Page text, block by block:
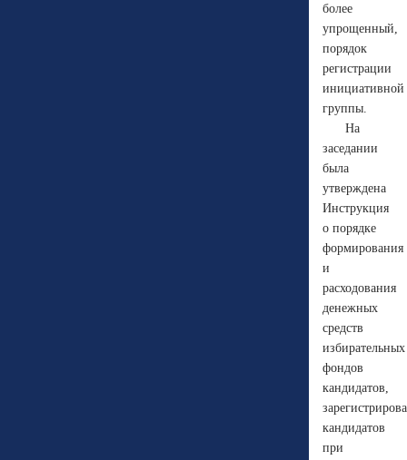
более
упрощенный,
порядок
регистрации
инициативной
группы.
На
заседании
была
утверждена
Инструкция
о порядке
формирования
и
расходования
денежных
средств
избирательных
фондов
кандидатов,
кандидатов
при